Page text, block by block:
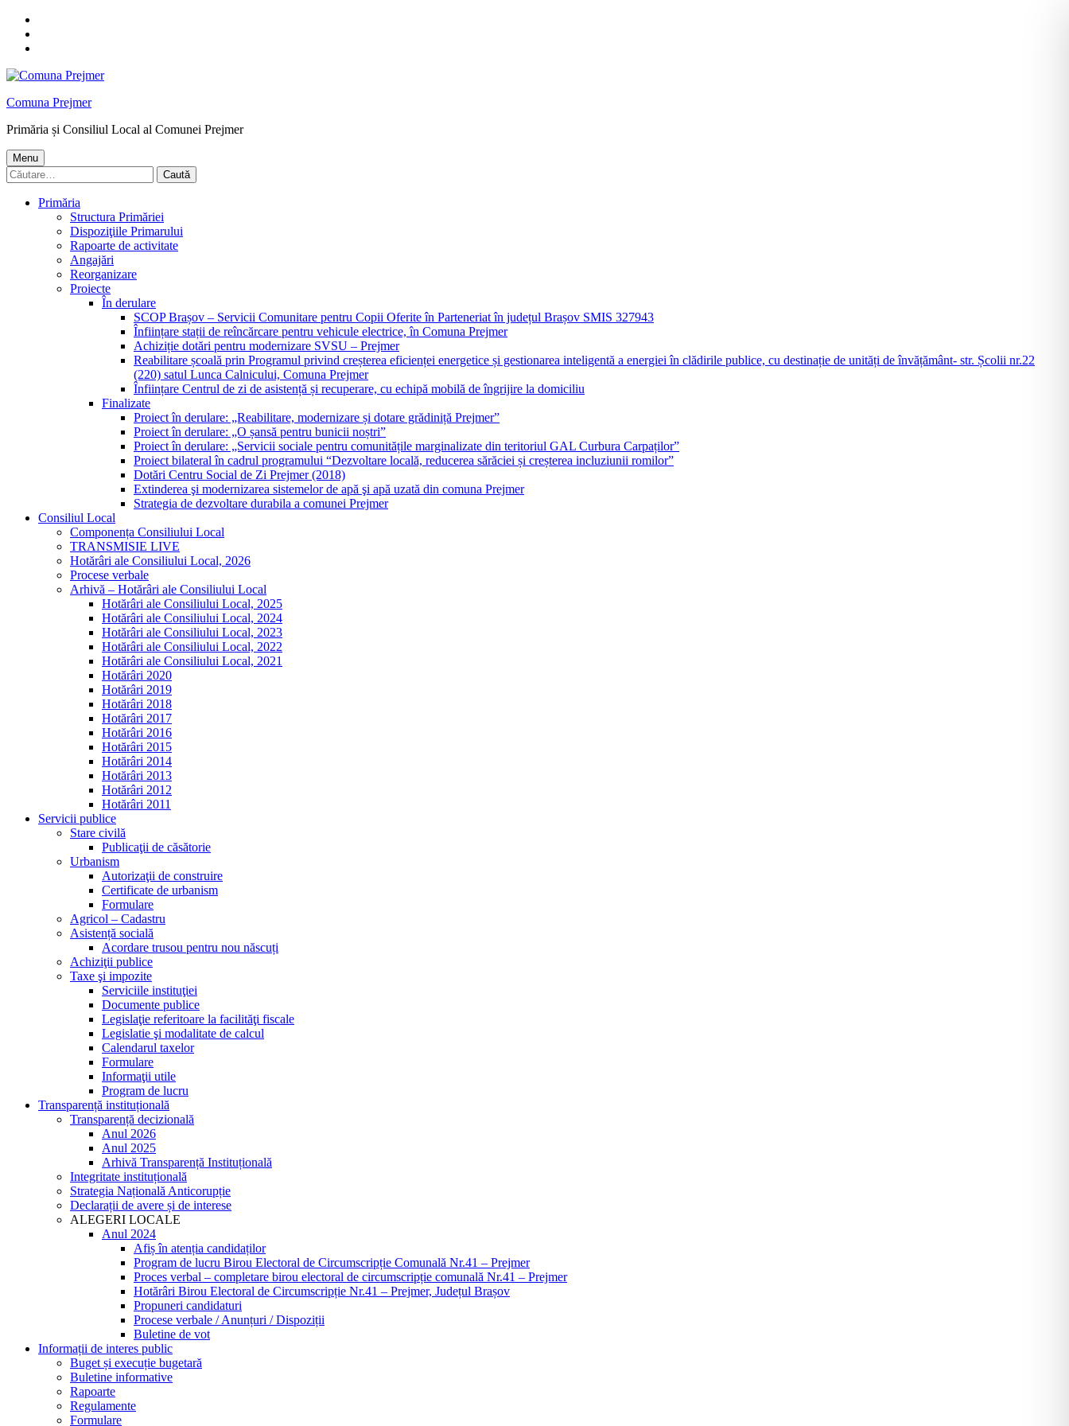
content
footer
Comuna Prejmer
Primăria și Consiliul Local al Comunei Prejmer
Menu
Caută
după:
Primăria
Structura Primăriei
Dispoziţiile Primarului
Rapoarte de activitate
Angajări
Reorganizare
Proiecte
În derulare
SCOP Brașov – Servicii Comunitare pentru Copii Oferite în Parteneriat în județul Brașov SMIS 327943
Înființare stații de reîncărcare pentru vehicule electrice, în Comuna Prejmer
Achiziție dotări pentru modernizare SVSU – Prejmer
Reabilitare școală prin Programul privind creșterea eficienței energetice și gestionarea inteligentă a energiei în clădirile publice, cu destinație de unități de învățământ- str. Școlii nr.22
(220) satul Lunca Calnicului, Comuna Prejmer
Înființare Centrul de zi de asistență și recuperare, cu echipă mobilă de îngrijire la domiciliu
Finalizate
Proiect în derulare: „Reabilitare, modernizare și dotare grădiniță Prejmer”
Proiect în derulare: „O șansă pentru bunicii noștri”
Proiect în derulare: „Servicii sociale pentru comunitățile marginalizate din teritoriul GAL Curbura Carpaților”
Proiect bilateral în cadrul programului “Dezvoltare locală, reducerea sărăciei și creșterea incluziunii romilor”
Dotări Centru Social de Zi Prejmer (2018)
Extinderea şi modernizarea sistemelor de apă şi apă uzată din comuna Prejmer
Strategia de dezvoltare durabila a comunei Prejmer
Consiliul Local
Componența Consiliului Local
TRANSMISIE LIVE
Hotărâri ale Consiliului Local, 2026
Procese verbale
Arhivă – Hotărâri ale Consiliului Local
Hotărâri ale Consiliului Local, 2025
Hotărâri ale Consiliului Local, 2024
Hotărâri ale Consiliului Local, 2023
Hotărâri ale Consiliului Local, 2022
Hotărâri ale Consiliului Local, 2021
Hotărâri 2020
Hotărâri 2019
Hotărâri 2018
Hotărâri 2017
Hotărâri 2016
Hotărâri 2015
Hotărâri 2014
Hotărâri 2013
Hotărâri 2012
Hotărâri 2011
Servicii publice
Stare civilă
Publicaţii de căsătorie
Urbanism
Autorizaţii de construire
Certificate de urbanism
Formulare
Agricol – Cadastru
Asistență socială
Acordare trusou pentru nou născuți
Achiziţii publice
Taxe şi impozite
Serviciile instituţiei
Documente publice
Legislaţie referitoare la facilităţi fiscale
Legislatie şi modalitate de calcul
Calendarul taxelor
Formulare
Informaţii utile
Program de lucru
Transparență instituțională
Transparență decizională
Anul 2026
Anul 2025
Arhivă Transparență Instituțională
Integritate instituțională
Strategia Națională Anticorupție
Declarații de avere și de interese
ALEGERI LOCALE
Anul 2024
Afiș în atenția candidaților
Program de lucru Birou Electoral de Circumscripție Comunală Nr.41 – Prejmer
Proces verbal – completare birou electoral de circumscripție comunală Nr.41 – Prejmer
Hotărâri Birou Electoral de Circumscripție Nr.41 – Prejmer, Județul Brașov
Propuneri candidaturi
Procese verbale / Anunțuri / Dispoziții
Buletine de vot
Informații de interes public
Buget și execuție bugetară
Buletine informative
Rapoarte
Regulamente
Formulare